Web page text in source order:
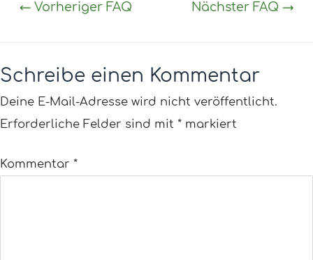
← Vorheriger FAQ Nächster FAQ →
Schreibe einen Kommentar
Deine E-Mail-Adresse wird nicht veröffentlicht.
Erforderliche Felder sind mit * markiert
Kommentar *